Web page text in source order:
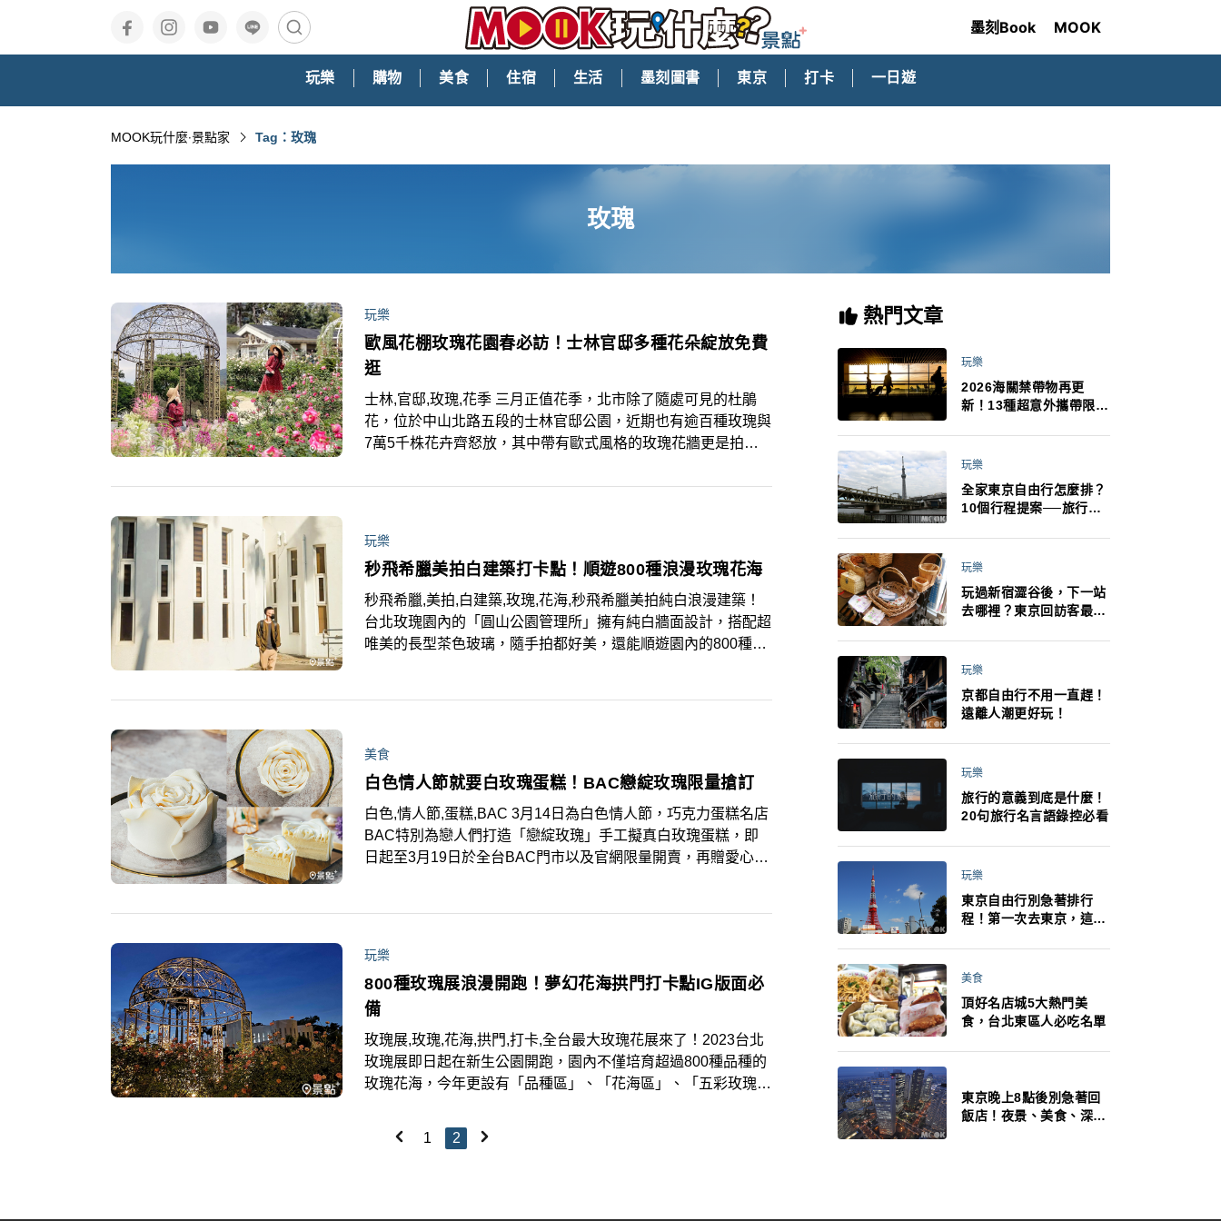
墨刻Book MOOK
玩樂 購物 美食 住宿 生活 墨刻圖書 東京 打卡 一日遊
MOOK玩什麼‧景點家 Tag：玫瑰
玫瑰
玩樂
歐風花棚玫瑰花園春必訪！士林官邸多種花朵綻放免費
逛
士林,官邸,玫瑰,花季 三月正值花季，北市除了隨處可見的杜鵑
花，位於中山北路五段的士林官邸公園，近期也有逾百種玫瑰與
7萬5千株花卉齊怒放，其中帶有歐式風格的玫瑰花牆更是拍照
往欣賞。
玩樂
秒飛希臘美拍白建築打卡點！順遊800種浪漫玫瑰花海
秒飛希臘,美拍,白建築,玫瑰,花海,秒飛希臘美拍純白浪漫建築！
台北玫瑰園內的「圓山公園管理所」擁有純白牆面設計，搭配超
唯美的長型茶色玻璃，隨手拍都好美，還能順遊園內的800種玫
美食
白色情人節就要白玫瑰蛋糕！BAC戀綻玫瑰限量搶訂
白色,情人節,蛋糕,BAC 3月14日為白色情人節，巧克力蛋糕名店
BAC特別為戀人們打造「戀綻玫瑰」手工擬真白玫瑰蛋糕，即
日起至3月19日於全台BAC門市以及官網限量開賣，再贈愛心造
玩樂
800種玫瑰展浪漫開跑！夢幻花海拱門打卡點IG版面必
備
玫瑰展,玫瑰,花海,拱門,打卡,全台最大玫瑰花展來了！2023台北
玫瑰展即日起在新生公園開跑，園內不僅培育超過800種品種的
玫瑰花海，今年更設有「品種區」、「花海區」、「五彩玫瑰
六大展區，可以盡情美拍。
1 2
熱門文章
玩樂
2026海關禁帶物再更
新！13種超意外攜帶限
最高還罰百萬！注意事項
玩樂
全家東京自由行怎麼排？
10個行程提案──旅行不
法！
玩樂
玩過新宿澀谷後，下一站
去哪裡？東京回訪客最推
玩樂
京都自由行不用一直趕！
遠離人潮更好玩！
玩樂
旅行的意義到底是什麼！
20句旅行名言語錄控必看
玩樂
東京自由行別急著排行
程！第一次去東京，這10
美食
頂好名店城5大熱門美
食，台北東區人必吃名單
東京晚上8點後別急著回
飯店！夜景、美食、深夜